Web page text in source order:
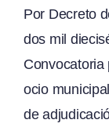
Por Decreto
dos mil
Convocatoria
ocio
de